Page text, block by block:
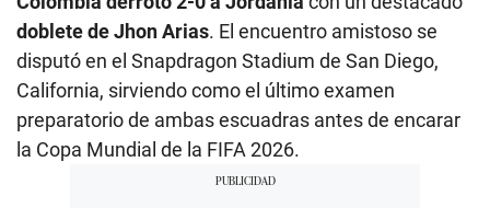
doblete de Jhon Arias. El encuentro amistoso se
disputó en el Snapdragon Stadium de San Diego,
California, sirviendo como el último examen
preparatorio de ambas escuadras antes de encarar
la Copa Mundial de la FIFA 2026.